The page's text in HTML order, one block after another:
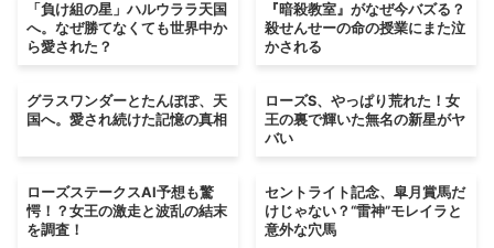
「負け組の星」ハルウララ天国
へ。なぜ勝てなくても世界中か
ら愛された？
『暗殺教室』がなぜ今バズる？
殺せんせーの命の授業にまた泣
かされる
グラスワンダーとたんぽぽ、天
国へ。愛され続けた記憶の真相
ローズS、やっぱり荒れた！女
王の裏で輝いた無名の新星がヤ
バい
ローズステークスAI予想も驚
愕！？女王の激走と波乱の結末
を調査！
セントライト記念、皐月賞馬だ
けじゃない？“雷神”モレイラと
意外な穴馬